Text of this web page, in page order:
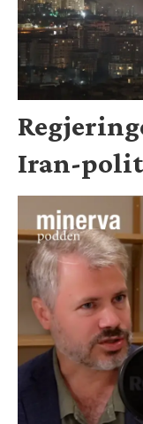
Iran-